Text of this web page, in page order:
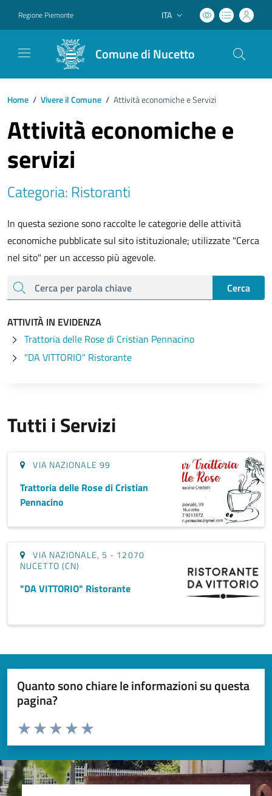
Regione Piemonte Lingua attiva:
ITA
Comune di Nucetto
Home / Vivere il Comune / Attività economiche e Servizi
Attività economiche e
servizi
Categoria: Ristoranti
In questa sezione sono raccolte le categorie delle attività
economiche pubblicate sul sito istituzionale; utilizzate "Cerca
nel sito" per un accesso più agevole.
cerca
Cerca
ATTIVITÀ IN EVIDENZA
Trattoria delle Rose di Cristian Pennacino
"DA VITTORIO" Ristorante
Tutti i Servizi
VIA NAZIONALE 99
Trattoria delle Rose di Cristian
Pennacino
VIA NAZIONALE, 5 - 12070
NUCETTO (CN)
"DA VITTORIO" Ristorante
Quanto sono chiare le informazioni su questa
pagina?
Valuta da 1 a 5 stelle la pagina
Valuta 5 stelle su 5
Valuta 4 stelle su 5
Valuta 3 stelle su 5
Valuta 2 stelle su 5
Valuta 1 stelle su 5